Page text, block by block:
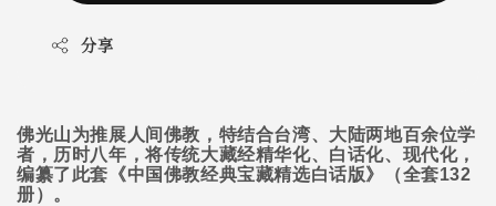
分享
佛光山为推展人间佛教，特结合台湾、大陆两地百余位学
者，历时八年，将传统大藏经精华化、白话化、现代化，
编纂了此套《中国佛教经典宝藏精选白话版》（全套132
册）。